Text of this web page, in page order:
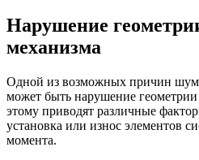
Нарушение
механизма
Одной из возможных причин
может быть нарушение
этому приводят различные
установка или износ элементов
момента.